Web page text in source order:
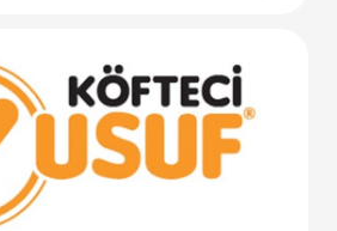
YARDIMI +YEMEK + ÖZEL SAĞLIK SİG
Ayrıca doğum günlerinde 2.500 T
verilmektedir.